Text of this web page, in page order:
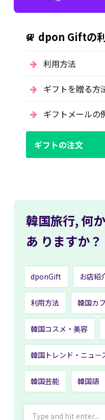
dpon Giftの
利用方法
ギフトを贈る方
ギフトメールの
ギフトの注文
韓国旅行,何
あ りますか？
dponGift お店紹
利用方法 韓国カ
韓国コスメ・美容
韓国トレンド・ニュー
韓国芸能 韓国語